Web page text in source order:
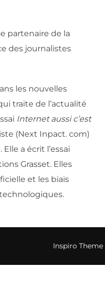
partenaire de la
des journalistes
les nouvelles
traite de l’actualité
Internet aussi c’est
(Next Inpact. com)
a écrit l’essai
Grasset. Elles
et les biais
Inspiro Theme